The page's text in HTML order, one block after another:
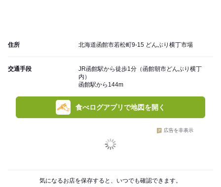
住所 北海道函館市若松町9-15 どんぶり横丁市場
交通手段
JR函館駅から徒歩1分（函館朝市どんぶり横丁
内）
函館駅から144m
食べログアプリで地図を開く
広告を非表示
気になるお店を保存すると、いつでも確認できます。